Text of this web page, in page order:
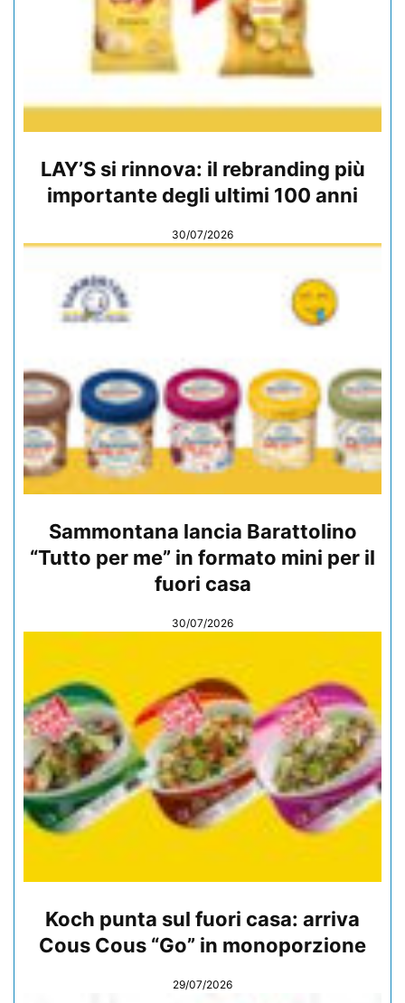
LAY’S si rinnova: il rebranding più
importante degli ultimi 100 anni
30/07/2026
Sammontana lancia Barattolino
“Tutto per me” in formato mini per il
fuori casa
30/07/2026
Koch punta sul fuori casa: arriva
Cous Cous “Go” in monoporzione
29/07/2026